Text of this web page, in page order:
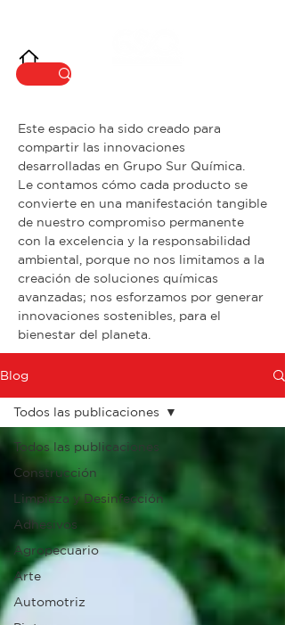
Este espacio ha sido creado para
compartir las innovaciones
desarrolladas en Grupo Sur Química.
Le contamos cómo cada producto se
convierte en una manifestación tangible
de nuestro compromiso permanente
con la excelencia y la responsabilidad
ambiental, porque no nos limitamos a la
creación de soluciones químicas
avanzadas; nos esforzamos por generar
innovaciones sostenibles, para el
bienestar del planeta.
Blog
Todos las publicaciones
Construcción
Limpieza y Desinfección
Adhesivos
Agropecuario
Arte
Automotriz
Todos las publicaciones